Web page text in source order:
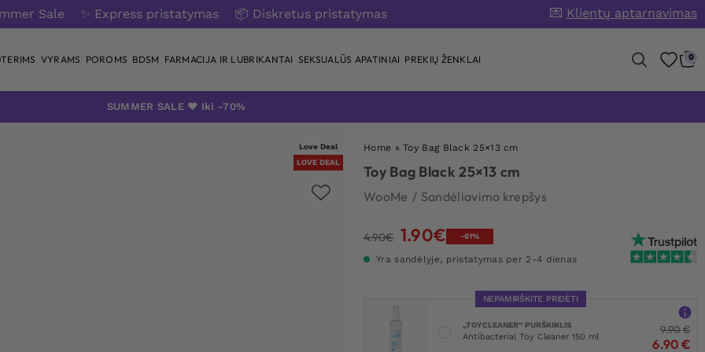
Sale ✨ Express pristatymas 📦 Diskretus pristatymas 💌 Klientų aptarnavimas
VYRAMS POROMS BDSM FARMACIJA IR LUBRIKANTAI SEKSUALŪS APATINIAI PREKIŲ ŽENKLAI 0
SUMMER SALE ❤️ Iki -70%
Love Deal
LOVE DEAL
Home »Toy Bag Black 25×13 cm
Toy Bag Black 25×13 cm
WooMe / Sandėliavimo krepšys
4.90€ Original
1.90€ Current
is:
-61%
Yra sandėlyje, pristatymas per 2-4 dienas
NEPAMIRŠKITE PRIDĖTI
„TOYCLEANER“ PURŠKIKLIS
Antibacterial Toy Cleaner 150 ml
9.90€
6.90 €